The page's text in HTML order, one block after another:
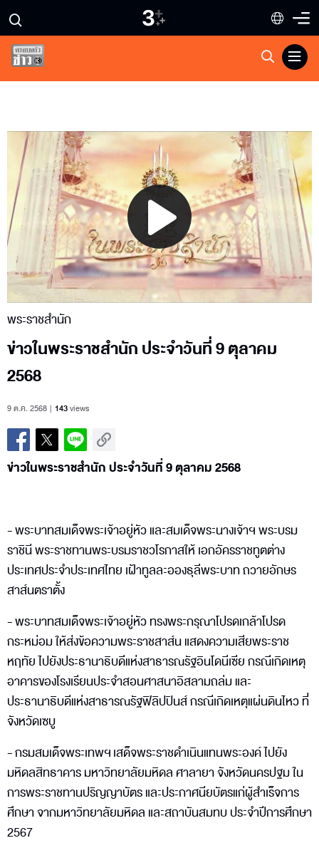
Play
Video
พระราชสำนัก
ข่าวในพระราชสำนัก ประจำวันที่ 9 ตุลาคม
2568
9 ต.ค. 2568 143views
ข่าวในพระราชสำนัก ประจำวันที่ 9 ตุลาคม 2568
- พระบาทสมเด็จพระเจ้าอยู่หัว และสมเด็จพระนางเจ้าฯ พระบรม
ราชินี พระราชทานพระบรมราชวโรกาสให้ เอกอัครราชทูตต่าง
ประเทศประจำประเทศไทย เฝ้าทูลละอองธุลีพระบาท ถวายอักษร
สาส์นตราตั้ง
- พระบาทสมเด็จพระเจ้าอยู่หัว ทรงพระกรุณาโปรดเกล้าโปรด
กระหม่อม ให้ส่งข้อความพระราชสาส์น แสดงความเสียพระราช
หฤทัย ไปยังประธานาธิบดีแห่งสาธารณรัฐอินโดนีเซีย กรณีเกิดเหตุ
อาคารของโรงเรียนประจำสอนศาสนาอิสลามถล่ม และ
ประธานาธิบดีแห่งสาธารณรัฐฟิลิปปินส์ กรณีเกิดเหตุแผ่นดินไหว ที่
จังหวัดเซบู
- กรมสมเด็จพระเทพฯ เสด็จพระราชดำเนินแทนพระองค์ ไปยัง
มหิดลสิทธาคาร มหาวิทยาลัยมหิดล ศาลายา จังหวัดนครปฐม ใน
การพระราชทานปริญญาบัตร และประกาศนียบัตรแก่ผู้สำเร็จการ
ศึกษา จากมหาวิทยาลัยมหิดล และสถาบันสมทบ ประจำปีการศึกษา
2567